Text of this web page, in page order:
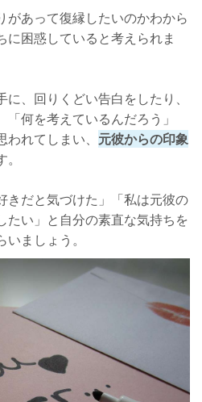
があって復縁したいのかわから
に困惑していると考えられま
、回りくどい告白をしたり、
何を考えているんだろう」
われてしまい、 元彼からの印象
きだと気づけた」「私は元彼の
たい」と自分の素直な気持ちを
ましょう。